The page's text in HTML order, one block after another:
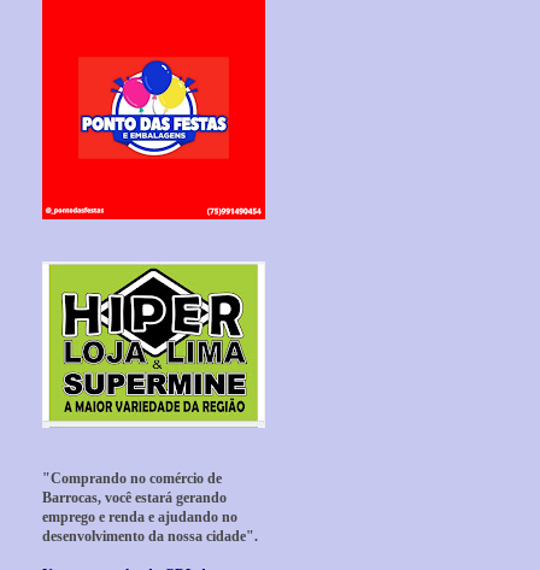
"Comprando no comércio de
Barrocas, você estará gerando
emprego e renda e ajudando no
desenvolvimento da nossa cidade".